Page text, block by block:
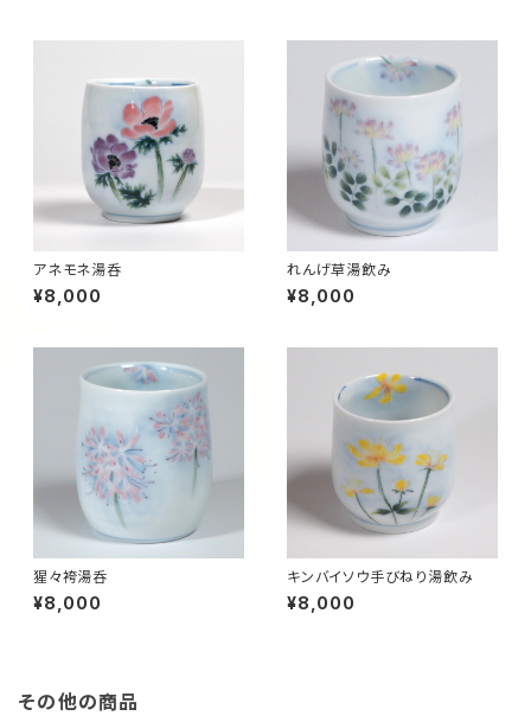
アネモネ湯呑
¥8,000
れんげ草湯飲み
¥8,000
猩々袴湯呑
¥8,000
キンバイソウ手びねり湯飲み
¥8,000
その他の商品